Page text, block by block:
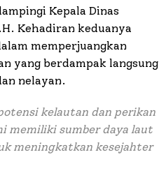
Kepala Dinas
Kehadiran keduanya
memperjuangkan
yang berdampak langsung
nelayan.
kelautan dan perikan
memiliki sumber daya laut
meningkatkan kesejahter